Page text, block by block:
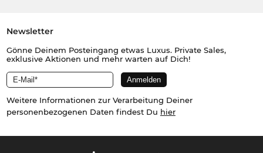
Newsletter
Gönne Deinem Posteingang etwas Luxus. Private Sales,
exklusive Aktionen und mehr warten auf Dich!
Weitere Informationen zur Verarbeitung Deiner
personenbezogenen Daten findest Du hier